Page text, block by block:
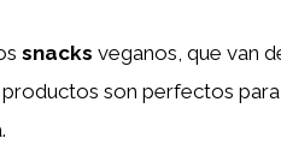
snacks veganos, que van
productos son perfectos